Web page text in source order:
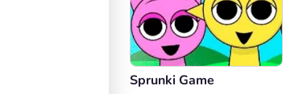
Sprunki Game